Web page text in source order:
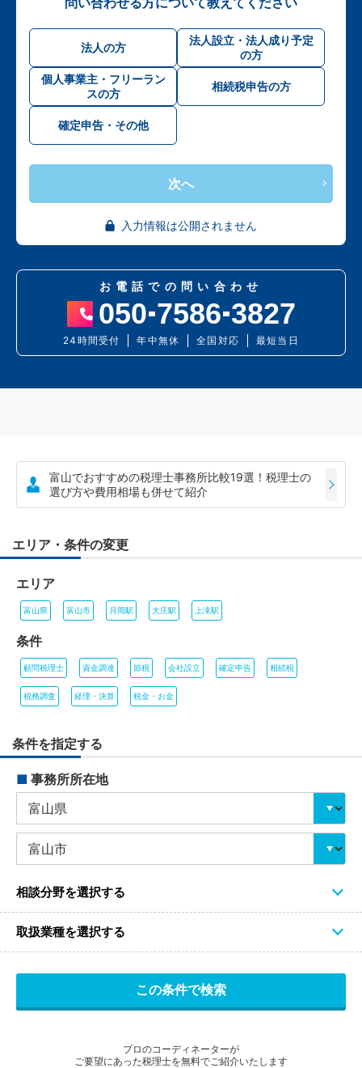
法人の方
法人設立・法人成り予定
の方
個人事業主・フリーラン
スの方
相続税申告の方
確定申告・その他
次へ
入力情報は公開されません
お電話での問い合わせ
050 7586 3827
24時間受付 年中無休 全国対応 最短当日
富山でおすすめの税理士事務所比較19選！税理士の
選び方や費用相場も併せて紹介
エリア・条件の変更
エリア
富山県 富山市 月岡駅 大庄駅 上滝駅
条件
顧問税理士 資金調達 節税 会社設立 確定申告 相続税
税務調査 経理・決算 税金・お金
条件を指定する
■ 事務所所在地
相談分野を選択する
取扱業種を選択する
プロのコーディネーターが
ご要望にあった税理士を無料でご紹介いたします